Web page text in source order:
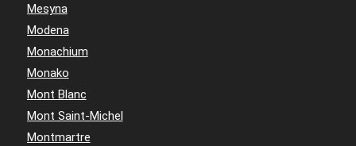
Mesyna
Modena
Monachium
Monako
Mont Blanc
Mont Saint-Michel
Montmartre